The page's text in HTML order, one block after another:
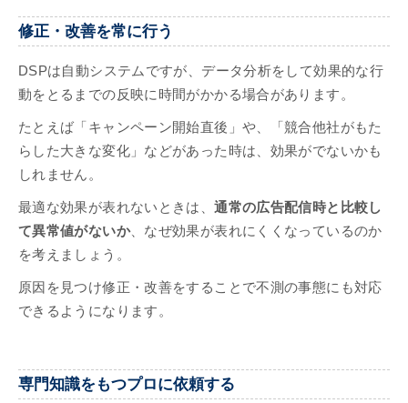
修正・改善を常に行う
DSPは自動システムですが、データ分析をして効果的な行
動をとるまでの反映に時間がかかる場合があります。
たとえば「キャンペーン開始直後」や、「競合他社がもた
らした大きな変化」などがあった時は、効果がでないかも
しれません。
最適な効果が表れないときは、通常の広告配信時と比較し
て異常値がないか、なぜ効果が表れにくくなっているのか
を考えましょう。
原因を見つけ修正・改善をすることで不測の事態にも対応
できるようになります。
専門知識をもつプロに依頼する